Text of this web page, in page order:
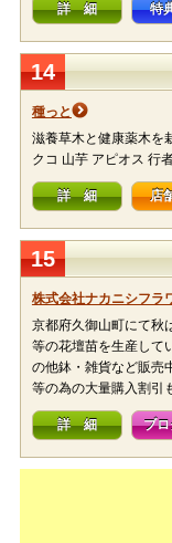
詳 細 特
14
種っと
滋養草木と健康薬木を
クコ 山芋 アピオス 行
詳 細 店
15
株式会社ナカニシフラ
京都府久御山町にて秋
等の花壇苗を生産して
の他鉢・雑貨など販売
等の為の大量購入割引
詳 細 ブ